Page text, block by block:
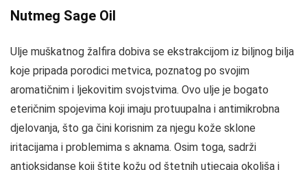
Nutmeg Sage Oil
Ulje muškatnog žalfira dobiva se ekstrakcijom iz biljnog bilja
koje pripada porodici metvica, poznatog po svojim
aromatičnim i ljekovitim svojstvima. Ovo ulje je bogato
eteričnim spojevima koji imaju protuupalna i antimikrobna
djelovanja, što ga čini korisnim za njegu kože sklone
iritacijama i problemima s aknama. Osim toga, sadrži
antioksidanse koji štite kožu od štetnih utjecaja okoliša i